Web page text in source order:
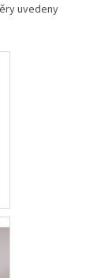
uvedeny